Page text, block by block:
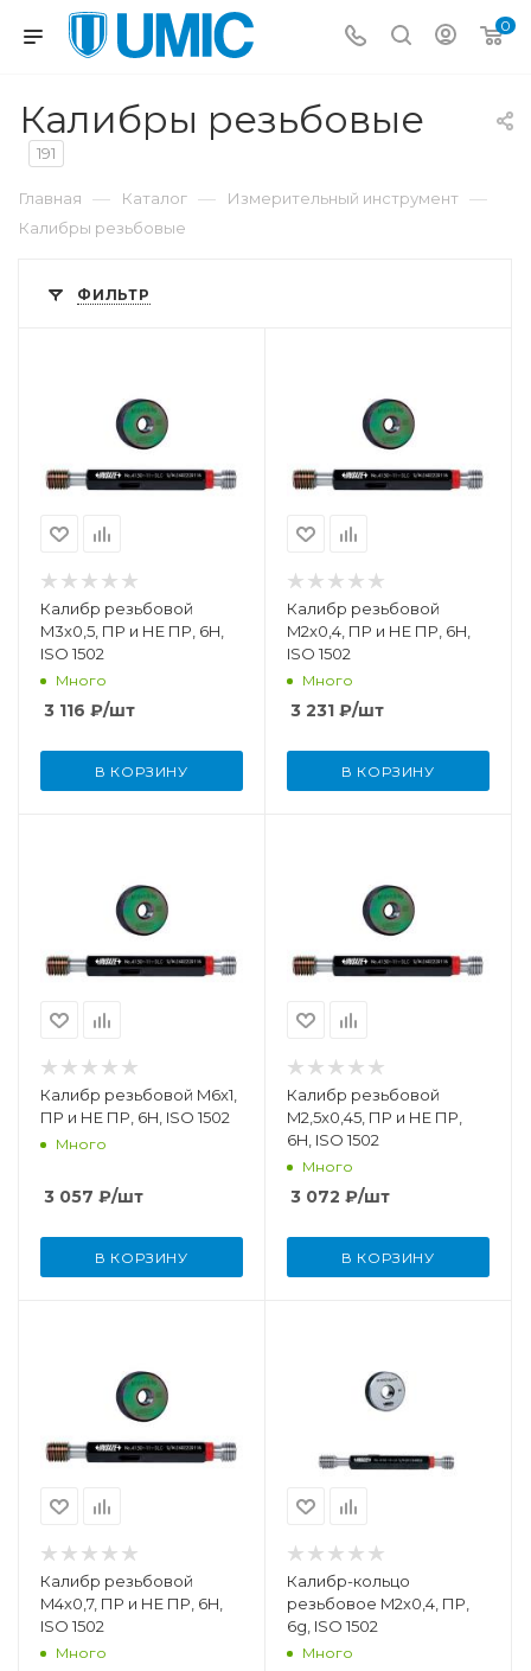
0
Калибры резьбовые
191
Главная — Каталог — Измерительный инструмент —
Калибры резьбовые
ФИЛЬТР
Калибр резьбовой
M3x0,5, ПР и НЕ ПР, 6H,
ISO 1502
Много
3 116 ₽/шт
В КОРЗИНУ
Калибр резьбовой
M2x0,4, ПР и НЕ ПР, 6H,
ISO 1502
Много
3 231 ₽/шт
В КОРЗИНУ
Калибр резьбовой M6x1,
ПР и НЕ ПР, 6H, ISO 1502
Много
3 057 ₽/шт
В КОРЗИНУ
Калибр резьбовой
M2,5x0,45, ПР и НЕ ПР,
6H, ISO 1502
Много
3 072 ₽/шт
В КОРЗИНУ
Калибр резьбовой
M4x0,7, ПР и НЕ ПР, 6H,
ISO 1502
Много
Калибр-кольцо
резьбовое M2x0,4, ПР,
6g, ISO 1502
Много